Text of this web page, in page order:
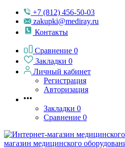
+7 (812) 456-50-03
zakupki@mediray.ru
Контакты
Сравнение 0
Закладки 0
Личный кабинет
Регистрация
Авторизация
Закладки 0
Сравнение 0
магазин медицинского